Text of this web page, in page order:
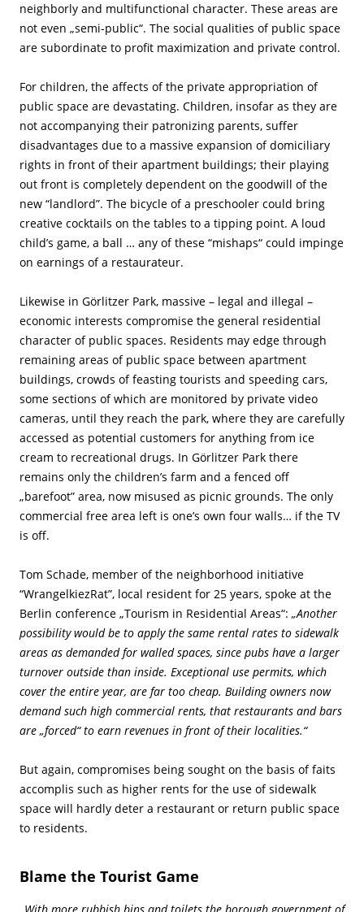
neighborly and multifunctional character. These areas are
not even „semi-public“. The social qualities of public space
are subordinate to profit maximization and private control.
For children, the affects of the private appropriation of
public space are devastating. Children, insofar as they are
not accompanying their patronizing parents, suffer
disadvantages due to a massive expansion of domiciliary
rights in front of their apartment buildings; their playing
out front is completely dependent on the goodwill of the
new “landlord”. The bicycle of a preschooler could bring
creative cocktails on the tables to a tipping point. A loud
child’s game, a ball … any of these “mishaps“ could impinge
on earnings of a restaurateur.
Likewise in Görlitzer Park, massive – legal and illegal –
economic interests compromise the general residential
character of public spaces. Residents may edge through
remaining areas of public space between apartment
buildings, crowds of feasting tourists and speeding cars,
some sections of which are monitored by private video
cameras, until they reach the park, where they are carefully
accessed as potential customers for anything from ice
cream to recreational drugs. In Görlitzer Park there
remains only the children’s farm and a fenced off
„barefoot” area, now misused as picnic grounds. The only
commercial free area left is one’s own four walls… if the TV
is off.
Tom Schade, member of the neighborhood initiative
“WrangelkiezRat”, local resident for 25 years, spoke at the
Berlin conference „Tourism in Residential Areas“: „Another
possibility would be to apply the same rental rates to sidewalk
areas as demanded for walled spaces, since pubs have a larger
turnover outside than inside. Exceptional use permits, which
cover the entire year, are far too cheap. Building owners now
demand such high commercial rents, that restaurants and bars
are „forced“ to earn revenues in front of their localities.“
But again, compromises being sought on the basis of faits
accomplis such as higher rents for the use of sidewalk
space will hardly deter a restaurant or return public space
to residents.
Blame the Tourist Game
„With more rubbish bins and toilets the borough government of